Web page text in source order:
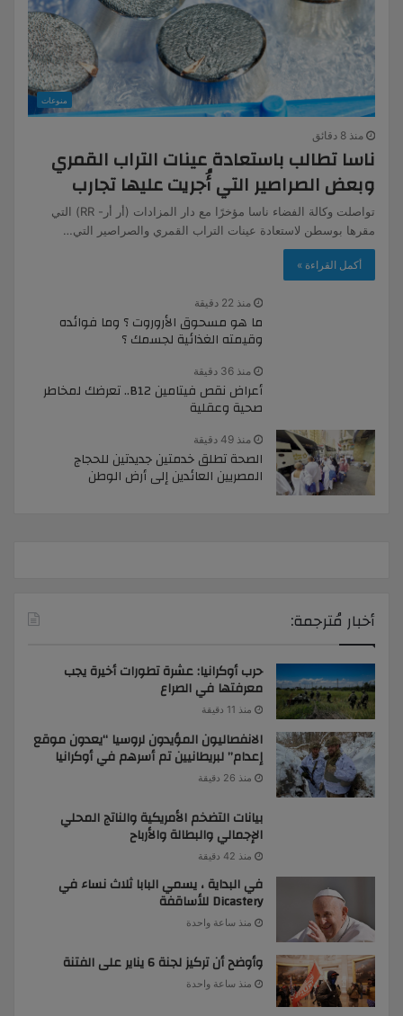
منوعات
منذ 8 دقائق
ناسا تطالب باستعادة عينات التراب القمري
وبعض الصراصير التي أُجريت عليها تجارب
تواصلت وكالة الفضاء ناسا مؤخرًا مع دار المزادات (أر أر- RR) التي
مقرها بوسطن لاستعادة عينات التراب القمري والصراصير التي…
أكمل القراءة »
منذ 22 دقيقة
ما هو مسحوق الأروروت ؟ وما فوائده
وقيمته الغذائية لجسمك ؟
منذ 36 دقيقة
أعراض نقص فيتامين B12.. تعرضك لمخاطر
صحية وعقلية
منذ 49 دقيقة
الصحة تطلق خدمتين جديدتين للحجاج
المصريين العائدين إلى أرض الوطن
أخبار مُترجمة:
حرب أوكرانيا: عشرة تطورات أخيرة يجب
معرفتها في الصراع
منذ 11 دقيقة
الانفصاليون المؤيدون لروسيا “يعدون موقع
إعدام” لبريطانيين تم أسرهم في أوكرانيا
منذ 26 دقيقة
بيانات التضخم الأمريكية والناتج المحلي
الإجمالي والبطالة والأرباح
منذ 42 دقيقة
في البداية ، يسمي البابا ثلاث نساء في
Dicastery للأساقفة
منذ ساعة واحدة
وأوضح أن تركيز لجنة 6 يناير على الفتنة
منذ ساعة واحدة